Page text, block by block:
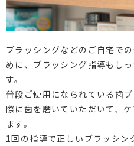
ブラッシングなどのご自宅で
めに、ブラッシング指導もし
す。
普段ご使用になられている歯
際に歯を磨いていただいて、
ます。
1回の指導で正しいブラッシン